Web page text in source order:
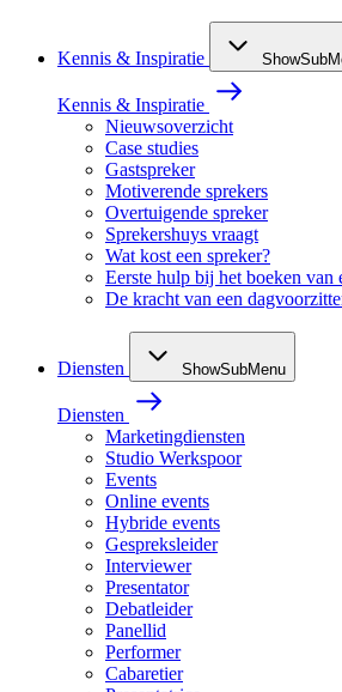
Kennis & Inspiratie
Kennis & Inspiratie
Nieuwsoverzicht
Case studies
Gastspreker
Motiverende sprekers
Overtuigende spreker
Sprekershuys vraagt
Wat kost een spreker?
Eerste hulp bij het boeken van
De kracht van een
Diensten ShowSubMenu
Diensten
Marketingdiensten
Studio Werkspoor
Events
Online events
Hybride events
Gespreksleider
Interviewer
Presentator
Debatleider
Panellid
Performer
Cabaretier